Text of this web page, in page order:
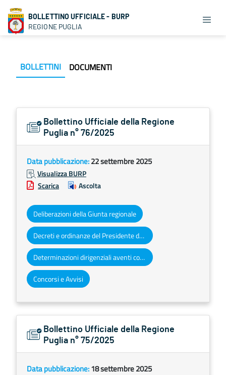
BOLLETTINO UFFICIALE - BURP
REGIONE PUGLIA
BOLLETTINI DOCUMENTI
Bollettino Ufficiale della Regione
Puglia n° 76/2025
Data pubblicazione:22 settembre 2025
Visualizza BURP
Scarica
Ascolta
Deliberazioni della Giunta regionale
Decreti e ordinanze del Presidente della Giunta regionale
Determinazioni dirigenziali aventi contenuto di interesse generale
Concorsi e Avvisi
Bollettino Ufficiale della Regione
Puglia n° 75/2025
Data pubblicazione:18 settembre 2025